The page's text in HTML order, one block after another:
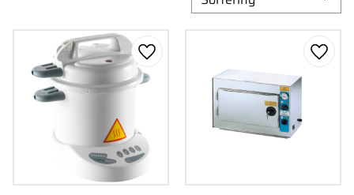
Välj sortering
Lägg till i favoriter Lägg